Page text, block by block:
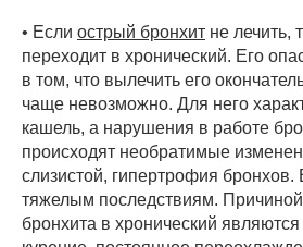
• Если острый бронхит не лечить,
переходит в хронический. Его
в том, что вылечить его
чаще невозможно. Для него
кашель, а нарушения в работе
происходят необратимые
слизистой, гипертрофия бронхов.
тяжелым последствиям. Причиной
бронхита в хронический